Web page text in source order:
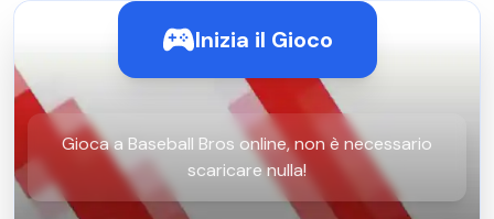
Inizia il Gioco
Gioca a Baseball Bros online, non è necessario
scaricare nulla!